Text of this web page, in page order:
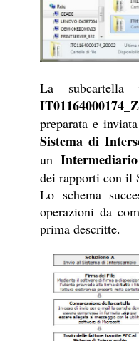
La subcartella
preparata e
Sistema di
un Intermediario
dei rapporti con il
Lo schema
operazioni da
prima descritte.